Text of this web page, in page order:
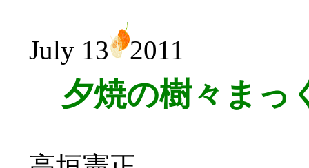
July 13 2011
夕焼の樹々まっ